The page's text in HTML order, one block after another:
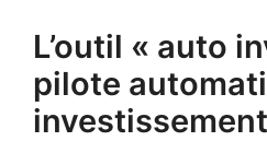
L’outil « auto
pilote